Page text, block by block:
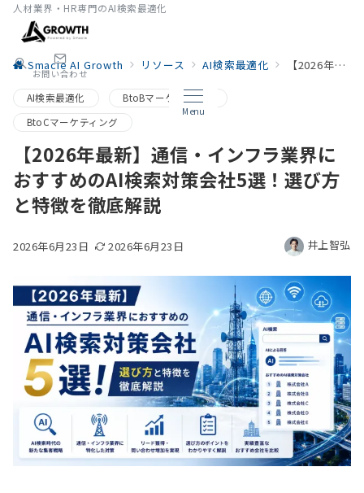
人材業界・HR専門のAI検索最適化
お問い合わせ
Menu
Smacie AI Growth リソース AI検索最適化 【2026年最新】通信・インフラ業界におすすめのAI検索対策会社5選！選び方と特徴を徹底解説
AI検索最適化
BtoBマーケティング
BtoCマーケティング
【2026年最新】通信・インフラ業界に
おすすめのAI検索対策会社5選！選び方
と特徴を徹底解説
2026年6月23日 2026年6月23日 井上智弘